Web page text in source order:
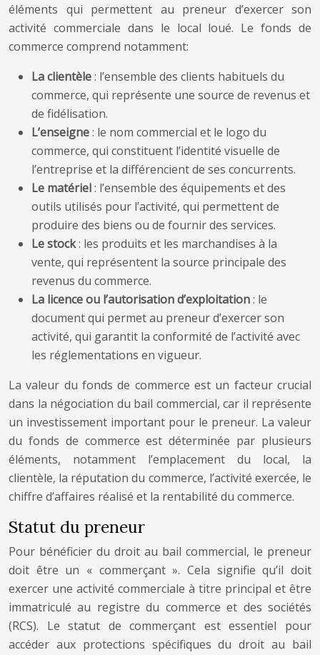
éléments qui permettent au preneur d’exercer son
activité commerciale dans le local loué. Le fonds de
commerce comprend notamment:
La clientèle: l’ensemble des clients habituels du
commerce, qui représente une source de revenus et
de fidélisation.
L’enseigne: le nom commercial et le logo du
commerce, qui constituent l’identité visuelle de
l’entreprise et la différencient de ses concurrents.
Le matériel: l’ensemble des équipements et des
outils utilisés pour l’activité, qui permettent de
produire des biens ou de fournir des services.
Le stock: les produits et les marchandises à la
vente, qui représentent la source principale des
revenus du commerce.
La licence ou l’autorisation d’exploitation: le
document qui permet au preneur d’exercer son
activité, qui garantit la conformité de l’activité avec
les réglementations en vigueur.
La valeur du fonds de commerce est un facteur crucial
dans la négociation du bail commercial, car il représente
un investissement important pour le preneur. La valeur
du fonds de commerce est déterminée par plusieurs
éléments, notamment l’emplacement du local, la
clientèle, la réputation du commerce, l’activité exercée, le
chiffre d’affaires réalisé et la rentabilité du commerce.
Statut du preneur
Pour bénéficier du droit au bail commercial, le preneur
doit être un « commerçant ». Cela signifie qu’il doit
exercer une activité commerciale à titre principal et être
immatriculé au registre du commerce et des sociétés
(RCS). Le statut de commerçant est essentiel pour
accéder aux protections spécifiques du droit au bail